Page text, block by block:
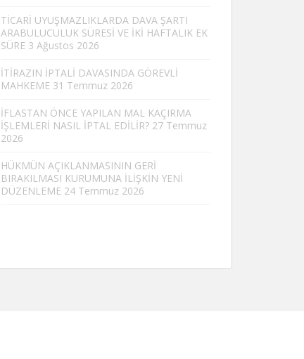
TİCARİ UYUŞMAZLIKLARDA DAVA ŞARTI
ARABULUCULUK SÜRESİ VE İKİ HAFTALIK EK
SÜRE 3 Ağustos 2026
İTİRAZIN İPTALİ DAVASINDA GÖREVLİ
MAHKEME 31 Temmuz 2026
İFLASTAN ÖNCE YAPILAN MAL KAÇIRMA
İŞLEMLERİ NASIL İPTAL EDİLİR? 27 Temmuz
2026
HÜKMÜN AÇIKLANMASININ GERİ
BIRAKILMASI KURUMUNA İLİŞKİN YENİ
DÜZENLEME 24 Temmuz 2026